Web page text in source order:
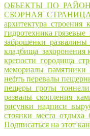
гидротехника
кладбища_захоронения
нефть перевалы
Подписаться на этот